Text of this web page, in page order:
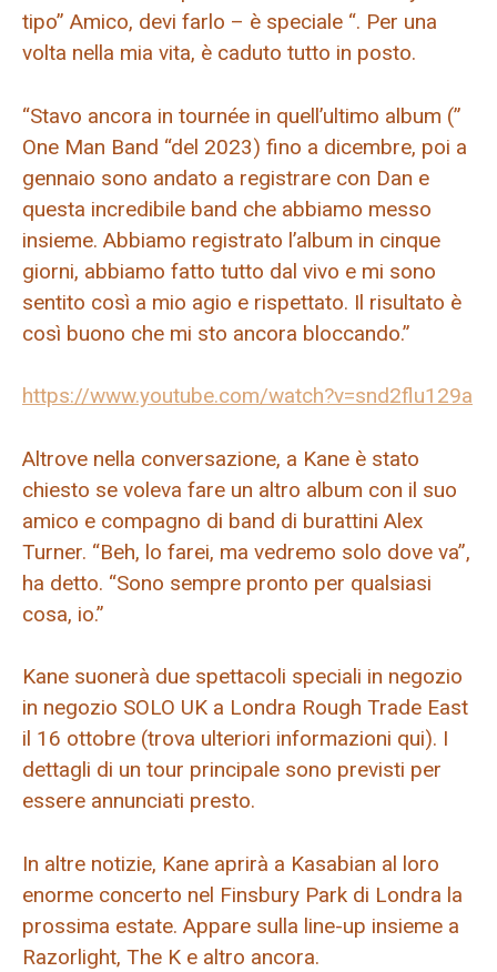
tipo” Amico, devi farlo – è speciale “. Per una
volta nella mia vita, è caduto tutto in posto.
“Stavo ancora in tournée in quell’ultimo album (”
One Man Band “del 2023) fino a dicembre, poi a
gennaio sono andato a registrare con Dan e
questa incredibile band che abbiamo messo
insieme. Abbiamo registrato l’album in cinque
giorni, abbiamo fatto tutto dal vivo e mi sono
sentito così a mio agio e rispettato. Il risultato è
così buono che mi sto ancora bloccando.”
https://www.youtube.com/watch?v=snd2flu129a
Altrove nella conversazione, a Kane è stato
chiesto se voleva fare un altro album con il suo
amico e compagno di band di burattini Alex
Turner. “Beh, lo farei, ma vedremo solo dove va”,
ha detto. “Sono sempre pronto per qualsiasi
cosa, io.”
Kane suonerà due spettacoli speciali in negozio
in negozio SOLO UK a Londra Rough Trade East
il 16 ottobre (trova ulteriori informazioni qui). I
dettagli di un tour principale sono previsti per
essere annunciati presto.
In altre notizie, Kane aprirà a Kasabian al loro
enorme concerto nel Finsbury Park di Londra la
prossima estate. Appare sulla line-up insieme a
Razorlight, The K e altro ancora.